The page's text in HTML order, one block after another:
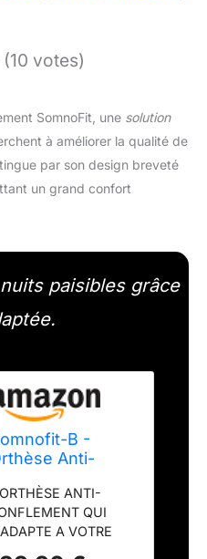
votes)
SomnoFit, une solution
à améliorer la qualité de
par son design breveté
un grand confort
paisibles grâce
B -
Anti-
Dentaire
et
-
Breveté,
ANTI-
QUI
A VOTRE